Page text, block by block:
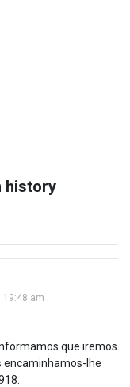
history
am
que iremos
encaminhamos-lhe